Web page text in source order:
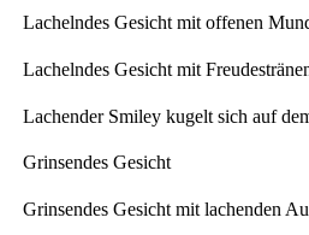
Lachelndes Gesicht mit offenen
Lachelndes Gesicht mit
Lachender Smiley kugelt sich auf
Grinsendes Gesicht
Grinsendes Gesicht mit lachenden